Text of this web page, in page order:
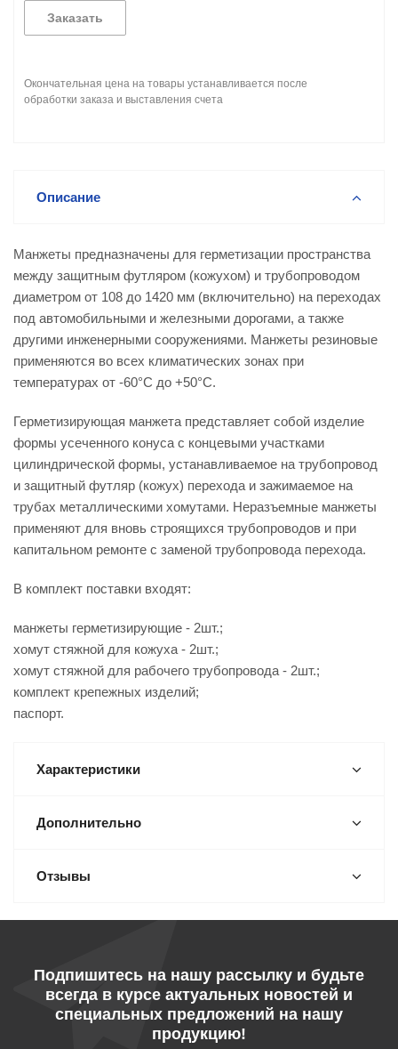
Заказать
Окончательная цена на товары устанавливается после
обработки заказа и выставления счета
Описание
Манжеты предназначены для герметизации пространства
между защитным футляром (кожухом) и трубопроводом
диаметром от 108 до 1420 мм (включительно) на переходах
под автомобильными и железными дорогами, а также
другими инженерными сооружениями. Манжеты резиновые
применяются во всех климатических зонах при
температурах от -60°С до +50°С.
Герметизирующая манжета представляет собой изделие
формы усеченного конуса с концевыми участками
цилиндрической формы, устанавливаемое на трубопровод
и защитный футляр (кожух) перехода и зажимаемое на
трубах металлическими хомутами. Неразъемные манжеты
применяют для вновь строящихся трубопроводов и при
капитальном ремонте с заменой трубопровода перехода.
В комплект поставки входят:
манжеты герметизирующие - 2шт.;
хомут стяжной для кожуха - 2шт.;
хомут стяжной для рабочего трубопровода - 2шт.;
комплект крепежных изделий;
паспорт.
Характеристики
Дополнительно
Отзывы
Подпишитесь на нашу рассылку и будьте
всегда в курсе актуальных новостей и
специальных предложений на нашу
продукцию!